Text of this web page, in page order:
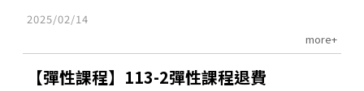
2025/02/14
more+
【彈性課程】113-2彈性課程退費